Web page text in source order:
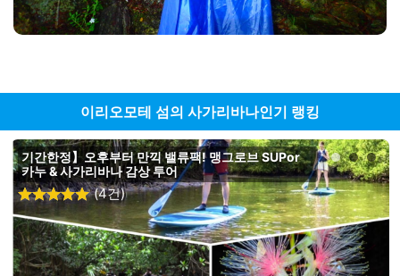
이리오모테 섬의 사가리바나인기 랭킹
기간한정】오후부터 만끽 밸류팩! 맹그로브 SUPor
카누 & 사가리바나 감상 투어
(4건)